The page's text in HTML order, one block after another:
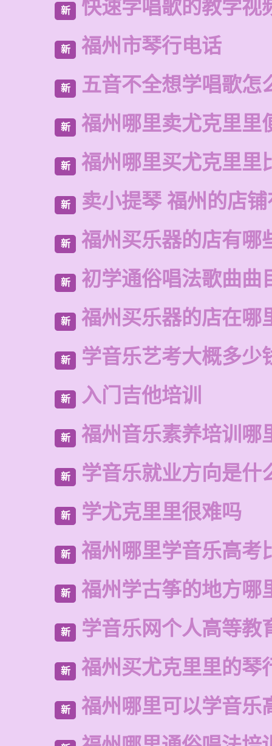
新 快速学唱歌的教学视
新 福州市琴行电话
新 五音不全想学唱歌怎
新 福州哪里卖尤克里里
新 福州哪里买尤克里里
新 卖小提琴 福州的店
新 福州买乐器的店有哪
新 初学通俗唱法歌曲曲
新 福州买乐器的店在哪
新 学音乐艺考大概多少
新 入门吉他培训
新 福州音乐素养培训哪
新 学音乐就业方向是什
新 学尤克里里很难吗
新 福州哪里学音乐高考
新 福州学古筝的地方哪
新 学音乐网个人高等教
新 福州买尤克里里的琴
新 福州哪里可以学音乐